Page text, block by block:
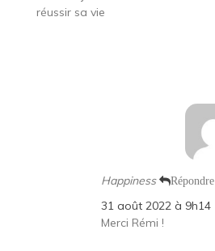
réussir sa vie
Happiness Répondre
31 août 2022 à 9h14
Merci Rémi !